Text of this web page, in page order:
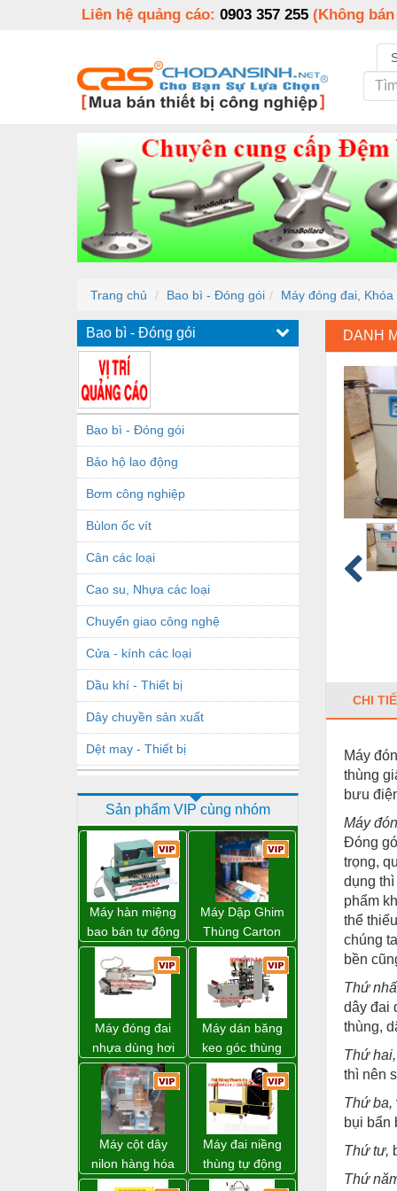
Liên hệ quảng cáo: 0903 357 255 (Không
Trang chủ Bao bì - Đóng gói Máy đóng đai,
Bao bì - Đóng gói
Bao bì - Đóng gói
Bảo hộ lao động
Bơm công nghiệp
Bùlon ốc vít
Cân các loại
Cao su, Nhựa các loại
Chuyển giao công nghệ
Cửa - kính các loại
Dầu khí - Thiết bị
Dây chuyền sản xuất
Dệt may - Thiết bị
Dịch vụ - Thi công
Điện công nghiệp
Điện gia dụng
Điện Lạnh
Đóng tàu Thiết bị
Đúc chính xác Thiết bị
Dụng cụ cắt gọt
Dụng cụ điện
Dụng cụ đo
Gỗ - Trang thiết bị
Hàn cắt - Thiết bị
Sản phẩm VIP cùng nhóm
Máy hàn miệng
bao bán tự động
nhập khẩu
Taiwan
Máy Dập Ghim
Thùng Carton
Wp-1200 Chính
Hãng Đài Loan
Máy đóng đai
nhựa dùng hơi
khí nén WP-20
Máy dán băng
keo góc thùng
carton giá tốt
Đồng Nai
Máy cột dây
nilon hàng hóa
model CY-100
Máy đai niềng
thùng tự động
DBA-80A Đài
DANH
CHI
Máy
thùng
bưu
Máy
Đóng
trọng,
dụng
phẩm
thể
chúng
bền
Thứ
dây đai
thùng,
Thứ hai,
thì nên
Thứ ba,
bụi bẩn
Thứ tư,
Thứ